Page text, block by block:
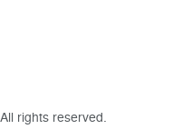
rights reserved.